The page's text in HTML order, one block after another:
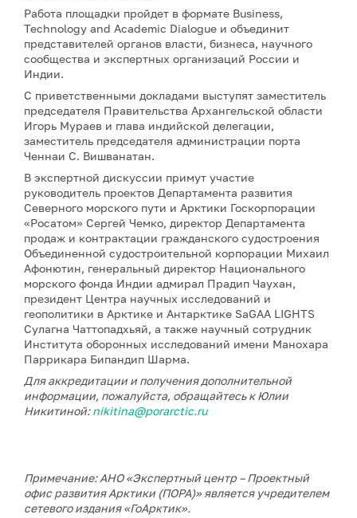
Работа площадки пройдет в формате Business,
Technology and Academic Dialogue и объединит
представителей органов власти, бизнеса, научного
сообщества и экспертных организаций России и
Индии.
С приветственными докладами выступят заместитель
председателя Правительства Архангельской области
Игорь Мураев и глава индийской делегации,
заместитель председателя администрации порта
Ченнаи С. Вишванатан.
В экспертной дискуссии примут участие
руководитель проектов Департамента развития
Северного морского пути и Арктики Госкорпорации
«Росатом» Сергей Чемко, директор Департамента
продаж и контрактации гражданского судостроения
Объединенной судостроительной корпорации Михаил
Афонютин, генеральный директор Национального
морского фонда Индии адмирал Прадип Чаухан,
президент Центра научных исследований и
геополитики в Арктике и Антарктике SaGAA LIGHTS
Сулагна Чаттопадхьяй, а также научный сотрудник
Института оборонных исследований имени Манохара
Паррикара Бипандип Шарма.
Для аккредитации и получения дополнительной
информации, пожалуйста, обращайтесь к Юлии
Никитиной:nikitina@porarctic.ru
Примечание: АНО «Экспертный центр – Проектный
офис развития Арктики (ПОРА)» является учредителем
сетевого издания «ГоАрктик».